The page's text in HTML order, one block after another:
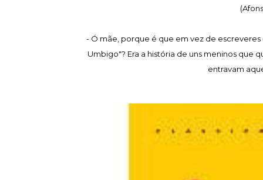
- Ó mãe, porque é que em vez de
Umbigo"? Era a história de uns meninos que
entravam